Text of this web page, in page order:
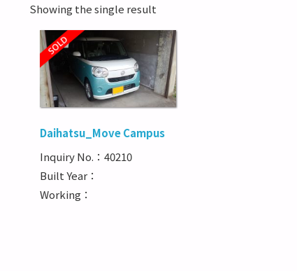
Showing the single result
Daihatsu_Move Campus
Inquiry No.：40210
Built Year：
Working：